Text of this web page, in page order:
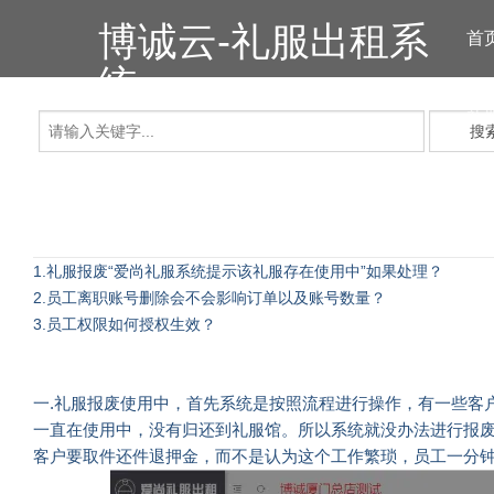
博诚云-礼服出租系
统
首
礼
搜
1.礼服报废“爱尚礼服系统提示该礼服存在使用中”如果处理？
2.员工离职账号删除会不会影响订单以及账号数量？
3.员工权限如何授权生效？
一.礼服报废使用中，首先系统是按照流程进行操作，有一些
一直在使用中，没有归还到 礼服馆。所以系统就没办法进行报
客户要取件还件退押金，而不是认为这个工作繁琐，员工一分